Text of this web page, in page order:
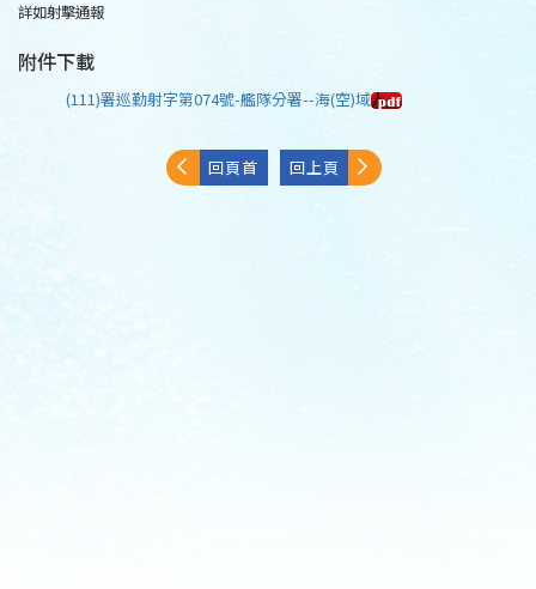
詳如射擊通報
附件下載
(111)署巡勤射字第074號-艦隊分署--海(空)域
回頁首 回上頁